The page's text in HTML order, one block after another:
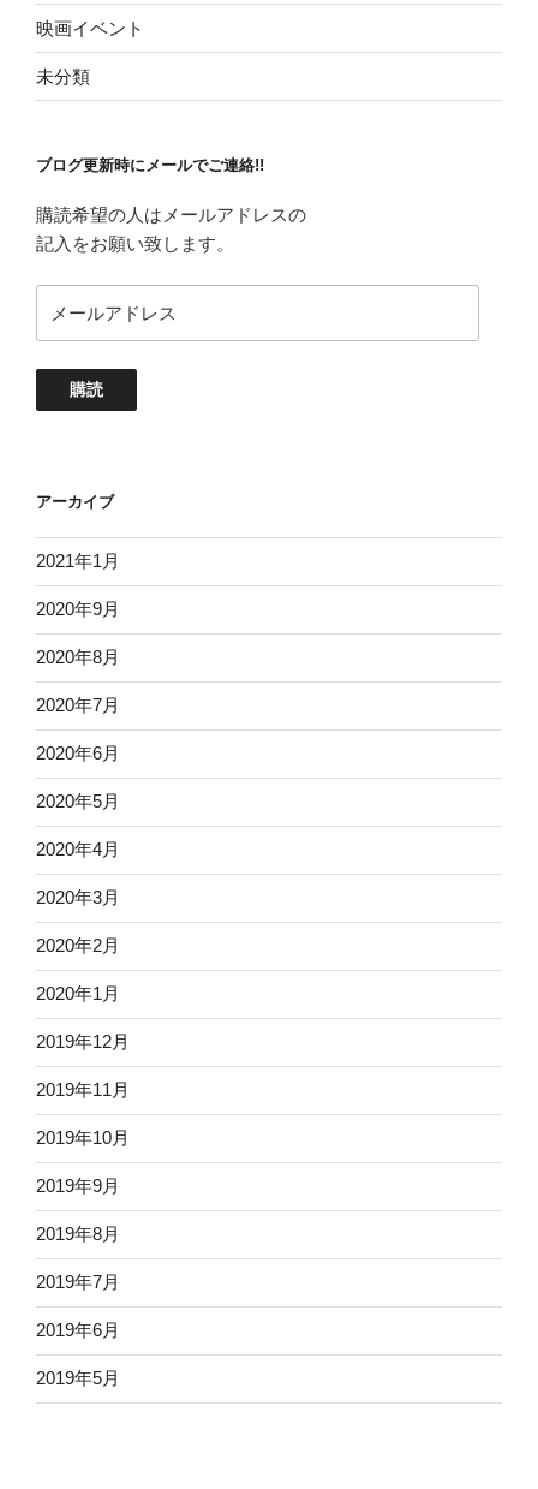
映画イベント
未分類
ブログ更新時にメールでご連絡!!
購読希望の人はメールアドレスの
記入をお願い致します。
ー
ド
購読
アーカイブ
2021年1月
2020年9月
2020年8月
2020年7月
2020年6月
2020年5月
2020年4月
2020年3月
2020年2月
2020年1月
2019年12月
2019年11月
2019年10月
2019年9月
2019年8月
2019年7月
2019年6月
2019年5月